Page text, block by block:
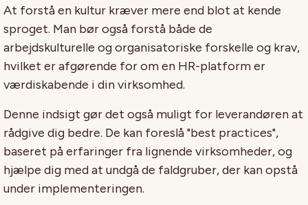
At forstå en kultur kræver mere end blot at kende
sproget. Man bør også forstå både de
arbejdskulturelle og organisatoriske forskelle og krav,
hvilket er afgørende for om en HR-platform er
værdiskabende i din virksomhed.
Denne indsigt gør det også muligt for leverandøren at
rådgive dig bedre. De kan foreslå "best practices",
baseret på erfaringer fra lignende virksomheder, og
hjælpe dig med at undgå de faldgruber, der kan opstå
under implementeringen.